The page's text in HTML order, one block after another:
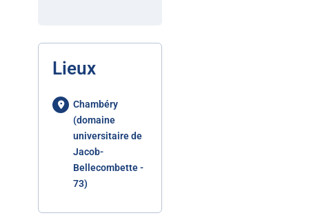
Lieux
Chambéry
(domaine
universitaire de
Jacob-
Bellecombette -
73)